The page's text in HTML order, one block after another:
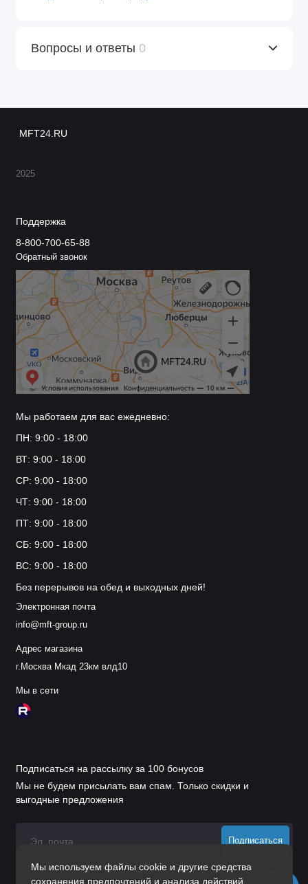
Вопросы и ответы 0
Мы используем файлы cookie и другие средства
сохранения предпочтений и анализа действий
MFT24.RU
2025
Поддержка
8-800-700-65-88
Обратный звонок
Мы работаем для вас ежедневно:
ПН: 9:00 - 18:00
ВТ: 9:00 - 18:00
СР: 9:00 - 18:00
ЧТ: 9:00 - 18:00
ПТ: 9:00 - 18:00
СБ: 9:00 - 18:00
ВС: 9:00 - 18:00
Без перерывов на обед и выходных дней!
Электронная почта
info@mft-group.ru
Адрес магазина
г.Москва Мкад 23км влд10
Мы в сети
Подписаться на рассылку за 100 бонусов
Мы не будем присылать вам спам. Только скидки и
выгодные предложения
Подписаться
Нажимая на кнопку «Подписаться», Вы даетесогласие на